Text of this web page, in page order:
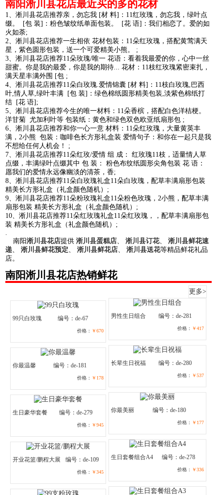
南阳淅川县花店最近买的多的花材
1、淅川县花店推荐亲，勿忘我 [材 料]：11红玫瑰，勿忘我，绿叶点
缀。 [包 装]：粉色皱纹纸单面包装。 [花 语]：我们相恋了。爱的如
火如荼;
2、淅川县花店推荐一生相依 花材包装：11朵红玫瑰，搭配黄莺满天
星，紫色圆形包装，送一个可爱精美小熊。 ;
3、淅川县花店推荐11朵玫瑰/唯一 花语：看着我最爱的你，心中一丝
甜蜜。你是我的最爱，你是我的期待... 花材：11枝红玫瑰紧密束扎，
满天星丰满外围 [包 ;
4、淅川县花店推荐11朵白玫瑰.爱情锦囊 [材 料]：11枝白玫瑰,巴西
叶,情人草,绿叶丰满 [包 装]：绿色棉纸圆形精美包装,淡紫色棉纸打
结 [花 语];
5、淅川县花店推荐今生的唯一材料：11朵香槟，搭配白色洋桔梗。
洋甘菊 尤加利叶等 包装纸：黄色和绿色双色欧亚纸扇形包 ;
6、淅川县花店推荐和你一心一意 材料：11朵红玫瑰，大量黄英丰
满，2小熊 包装：咖啡色长方形礼盒装 爱情句子：和你在一起只是我
不想给任何人机会！ ;
7、淅川县花店推荐11朵红玫/爱情 组 成： 红玫瑰11枝，适量情人草
点缀，丰满绿叶点缀其中 包 装： 粉色布纹纸圆形尖角包装 花 语：
愿我们的爱情永远像幽淡的清茶，香;
8、淅川县花店推荐11朵白玫瑰礼盒11朵白玫瑰，配草丰满扇形包装
精美长方形礼盒（礼盒颜色随机）;
9、淅川县花店推荐11朵粉玫瑰礼盒11朵粉色玫瑰，2小熊，配草丰满
扇形包装 精美长方形礼盒（礼盒颜色随机）;
10、淅川县花店推荐11朵红玫瑰礼盒11朵红玫瑰，，配草丰满扇形包
装 精美长方形礼盒（礼盒颜色随机）;
.
南阳淅川县花店提供淅川县蛋糕店、淅川县订花、淅川县鲜花速
递、淅川县鲜花预定、淅川县鲜花店、淅川县送花等精品鲜花礼品
店。
南阳淅川县花店热销鲜花
更多>
99只白玫瑰 编号：de-67
价格： ￥670
男性生日组合 编号：de-281
价格： ￥417
你最温馨 编号：de-181
价格： ￥178
长辈生日祝福 编号：de-280
价格： ￥537
生日豪华套餐 编号：de-279
价格： ￥945
你最美丽 编号：de-180
价格： ￥177
开业花篮/鹏程大展 编号：de-109
价格： ￥345
生日套餐组合A4 编号：de-278
价格： ￥336